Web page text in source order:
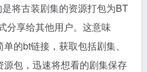
将古装剧集的资源打包为BT
分享给其他用户。这意味
的bt链接，获取包括剧集、
源包，迅速将想看的剧集保存